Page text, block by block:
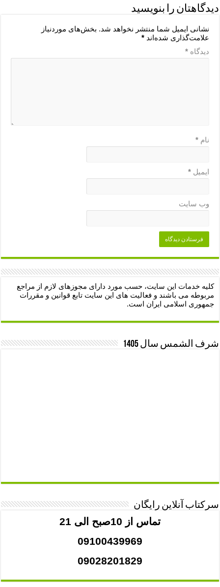
دیدگاهتان را بنویسید
نشانی ایمیل شما منتشر نخواهد شد. بخش‌های موردنیاز
علامت‌گذاری شده‌اند*
دیدگاه*
نام*
ایمیل*
وب‌ سایت
کلیه خدمات این سایت، حسب مورد دارای مجوزهای لازم از مراجع
مربوطه می باشند و فعالیت های این سایت تابع قوانین و مقررات
جمهوری اسلامی ایران است.
شرف الشمس سال 1405
سرکتاب آنلاین رایگان
تماس از 10صبح الی 21
09100439969
09028201829